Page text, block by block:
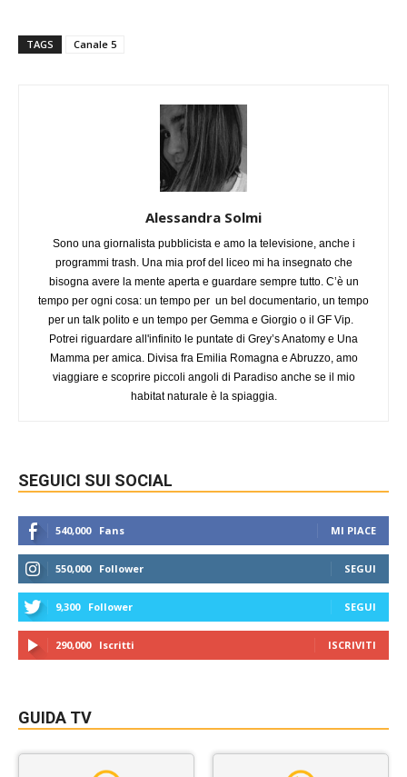
TAGS Canale 5
Alessandra Solmi
Sono una giornalista pubblicista e amo la televisione, anche i
programmi trash. Una mia prof del liceo mi ha insegnato che
bisogna avere la mente aperta e guardare sempre tutto. C’è un
tempo per ogni cosa: un tempo per un bel documentario, un tempo
per un talk polito e un tempo per Gemma e Giorgio o il GF Vip.
Potrei riguardare all'infinito le puntate di Grey’s Anatomy e Una
Mamma per amica. Divisa fra Emilia Romagna e Abruzzo, amo
viaggiare e scoprire piccoli angoli di Paradiso anche se il mio
habitat naturale è la spiaggia.
SEGUICI SUI SOCIAL
540,000 Fans MI PIACE
550,000 Follower SEGUI
9,300 Follower SEGUI
290,000 Iscritti ISCRIVITI
GUIDA TV